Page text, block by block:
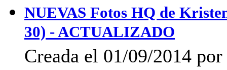
NUEVAS Fotos HQ de
30) - ACTUALIZADO
Creada el 01/09/2014